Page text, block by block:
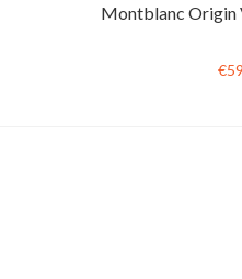
Montblanc Origin